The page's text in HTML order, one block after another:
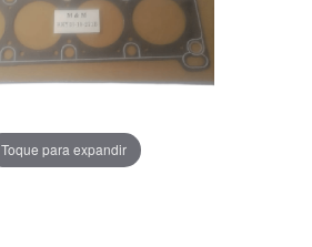
Toque para expandir